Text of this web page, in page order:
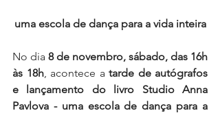
uma escola de dança para a vida inteira
No dia 8 de novembro, sábado, das 16h
às 18h, acontece a tarde de autógrafos
e lançamento do livro Studio Anna
Pavlova - uma escola de dança para a